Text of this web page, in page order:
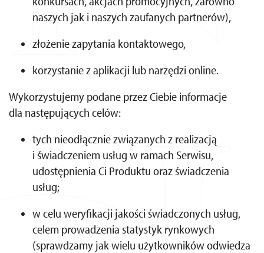
naszych jak i naszych zaufanych partnerów),
złożenie zapytania kontaktowego,
korzystanie z aplikacji lub narzędzi online.
Wykorzystujemy podane przez Ciebie informacje
dla następujących celów:
tych nieodłącznie związanych z realizacją
i świadczeniem usług w ramach Serwisu,
udostępnienia Ci Produktu oraz świadczenia
usług;
w celu weryfikacji jakości świadczonych usług,
celem prowadzenia statystyk rynkowych
(sprawdzamy jak wielu użytkowników odwiedza